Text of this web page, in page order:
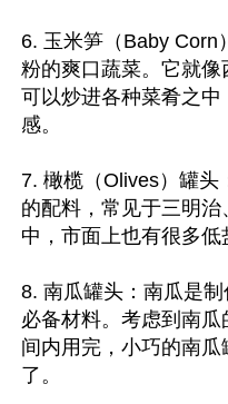
6. 玉米笋（Baby Corn
粉的爽口蔬菜。它就像
可以炒进各种菜肴之
感。
7. 橄榄（Olives）罐头
的配料，常见于三明
中，市面上也有很多低
8. 南瓜罐头：南瓜是
必备材料。考虑到南
间内用完，小巧的南
了。